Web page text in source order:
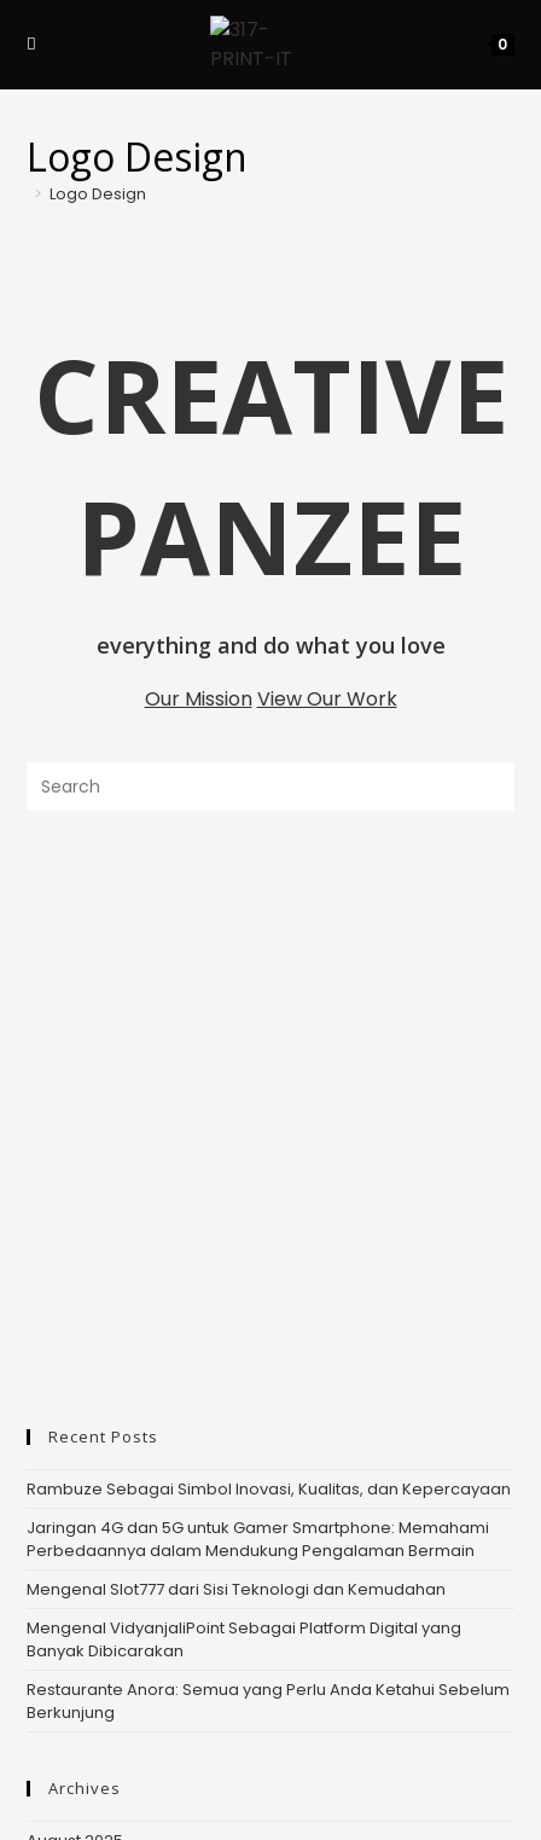
0
Logo Design
> Logo Design
CREATIVE
PANZEE
everything and do what you love
Our MissionView Our Work
Recent Posts
Rambuze Sebagai Simbol Inovasi, Kualitas, dan Kepercayaan
Jaringan 4G dan 5G untuk Gamer Smartphone: Memahami
Perbedaannya dalam Mendukung Pengalaman Bermain
Mengenal Slot777 dari Sisi Teknologi dan Kemudahan
Mengenal VidyanjaliPoint Sebagai Platform Digital yang
Banyak Dibicarakan
Restaurante Anora: Semua yang Perlu Anda Ketahui Sebelum
Berkunjung
Archives